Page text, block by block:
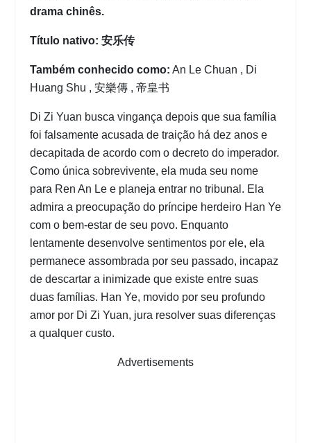
drama chinês.
Título nativo: 安乐传
Também conhecido como: An Le Chuan , Di
Huang Shu , 安樂傳 , 帝皇书
Di Zi Yuan busca vingança depois que sua família
foi falsamente acusada de traição há dez anos e
decapitada de acordo com o decreto do imperador.
Como única sobrevivente, ela muda seu nome
para Ren An Le e planeja entrar no tribunal. Ela
admira a preocupação do príncipe herdeiro Han Ye
com o bem-estar de seu povo. Enquanto
lentamente desenvolve sentimentos por ele, ela
permanece assombrada por seu passado, incapaz
de descartar a inimizade que existe entre suas
duas famílias. Han Ye, movido por seu profundo
amor por Di Zi Yuan, jura resolver suas diferenças
a qualquer custo.
Advertisements